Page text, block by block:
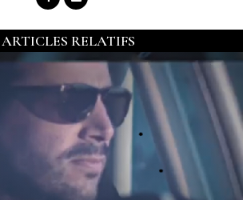
ARTICLES RELATIFS